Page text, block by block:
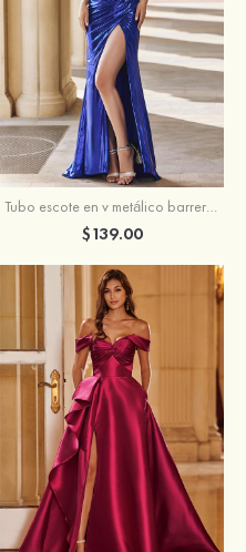
Tubo escote en v metálico barrer tren vestido de graduación
$139.00